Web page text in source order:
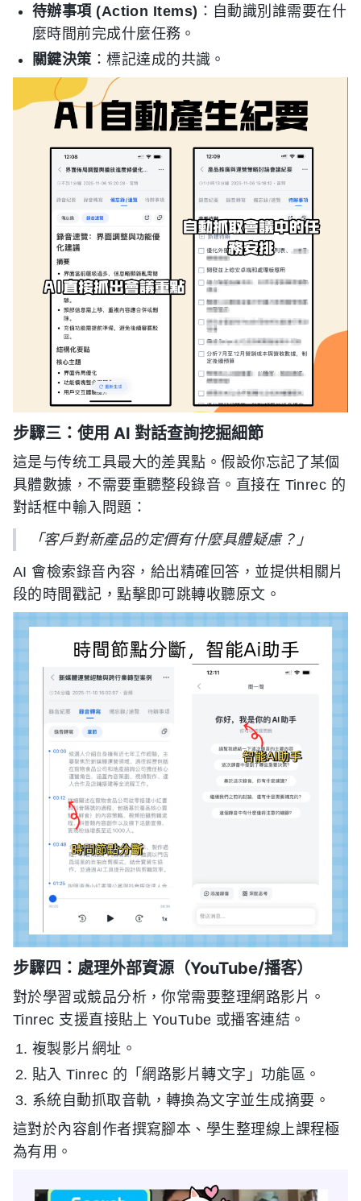
待辦事項 (Action Items) ：自動識別誰需要在什
麼時間前完成什麼任務。
關鍵決策 ：標記達成的共識。
步驟三：使用 AI 對話查詢挖掘細節
這是与传统工具最大的差異點。假設你忘記了某個
具體數據，不需要重聽整段錄音。直接在 Tinrec 的
對話框中輸入問題：
「客戶對新產品的定價有什麼具體疑慮？」
AI 會檢索錄音內容，給出精確回答，並提供相關片
段的時間戳記，點擊即可跳轉收聽原文。
步驟四：處理外部資源（YouTube/播客）
對於學習或競品分析，你常需要整理網路影片。
Tinrec 支援直接貼上 YouTube 或播客連結。
複製影片網址。
貼入 Tinrec 的「網路影片轉文字」功能區。
系統自動抓取音軌，轉換為文字並生成摘要。
這對於內容創作者撰寫腳本、學生整理線上課程極
為有用。